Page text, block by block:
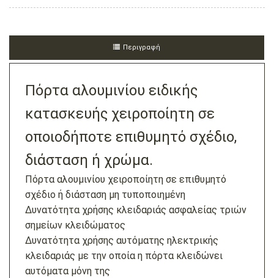
Περιγραφή
Πόρτα αλουμινίου ειδικής
κατασκευής χειροποίητη σε
οποιοδήποτε επιθυμητό σχέδιο,
διάσταση ή χρώμα.
Πόρτα αλουμινίου χειροποίητη σε επιθυμητό
σχέδιο ή διάσταση μη τυποποιημένη
Δυνατότητα χρήσης κλειδαριάς ασφαλείας τριών
σημείων κλειδώματος
Δυνατότητα χρήσης αυτόματης ηλεκτρικής
κλειδαριάς με την οποία η πόρτα κλειδώνει
αυτόματα μόνη της